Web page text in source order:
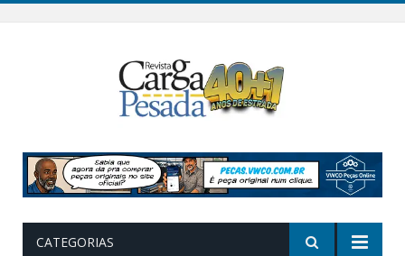
CATEGORIAS